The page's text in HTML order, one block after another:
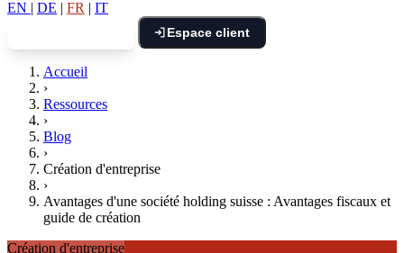
EN | DE | FR | IT
Espace client
Accueil
›
Ressources
›
Blog
›
Création d'entreprise
›
Avantages d'une société holding suisse : Avantages fiscaux et
guide de création
Création d'entreprise